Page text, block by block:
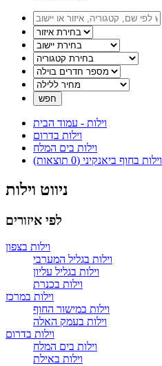
וילות - עמוד הבית
וילות בדרום
וילות בים המלח
וילות בחוף ביאנקיני (0 תוצאות)
ניווט וילות
לפי איזורים
וילות בצפון
וילות בגליל המערבי
וילות בגליל עליון
וילות בכנרת
וילות במרכז
וילות במישור החוף
וילות בעמק האלה
וילות בדרום
וילות בים המלח
וילות באילת